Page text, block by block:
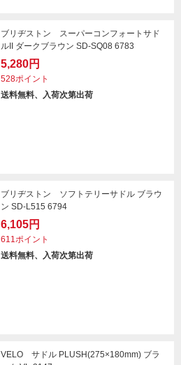
ブリヂストン スーパーコンフォートサド
ルII ダークブラウン SD-SQ08 6783
5,280円
528ポイント
送料無料、入荷次第出荷
ブリヂストン ソフトテリーサドル ブラウ
ン SD-L515 6794
6,105円
611ポイント
送料無料、入荷次第出荷
VELO サドル PLUSH(275×180mm) ブラ